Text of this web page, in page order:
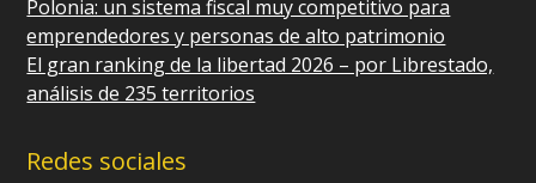
Polonia: un sistema fiscal muy competitivo para
emprendedores y personas de alto patrimonio
El gran ranking de la libertad 2026 – por Librestado,
análisis de 235 territorios
Redes sociales